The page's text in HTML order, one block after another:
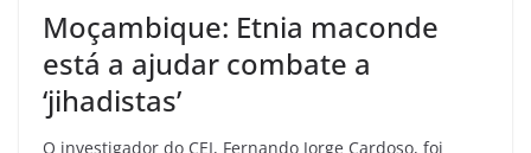
Moçambique: Etnia maconde
está a ajudar combate a
‘jihadistas’
O investigador do CEI, Fernando Jorge Cardoso, foi